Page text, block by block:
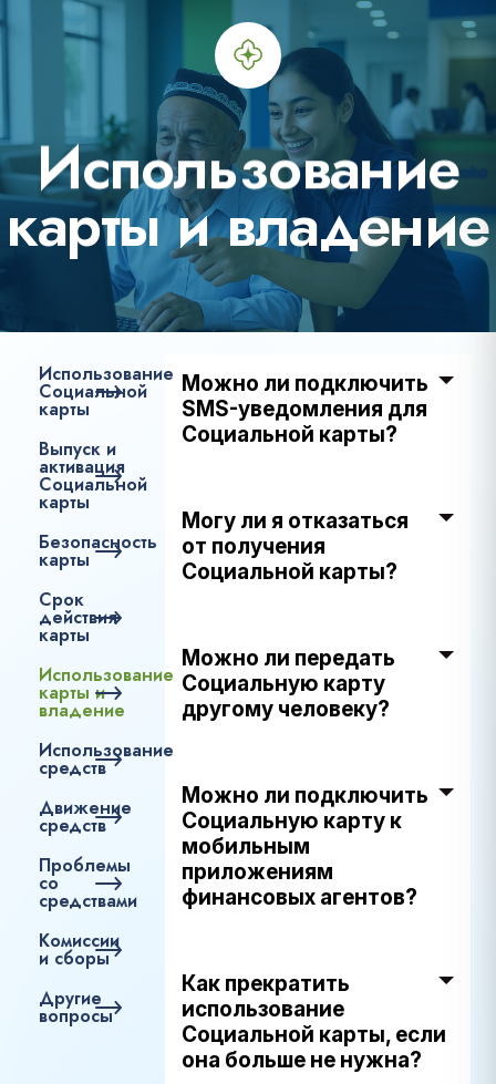
Использование
картыивладение
Использование
Социальной
карты
Выпуск и
активация
Социальной
карты
Безопасность
карты
Срок
действия
карты
Использование
карты и
владение
Использование
средств
Движение
средств
Проблемы
со
средствами
Комиссии
и сборы
Другие
вопросы
Можно ли подключить
SMS-уведомления для
Социальной карты?
Могу ли я отказаться
от получения
Социальной карты?
Можно ли передать
Социальную карту
другому человеку?
Можно ли подключить
Социальную карту к
мобильным
приложениям
финансовых агентов?
Как прекратить
использование
Социальной карты, если
она больше не нужна?